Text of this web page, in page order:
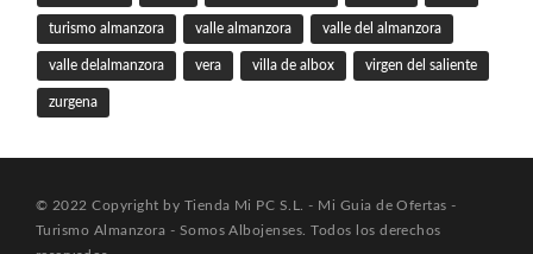
turismo almanzora valle almanzora valle del almanzora
valle delalmanzora vera villa de albox virgen del saliente
zurgena
© 2022 Copyright by Tienda Mi PC S.L. - Mi Guia de Ofertas -
Turismo Almanzora - Somos Albojenses. Todos los derechos